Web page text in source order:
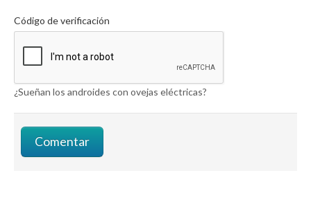
Código de verificación
¿Sueñan los androides con ovejas eléctricas?